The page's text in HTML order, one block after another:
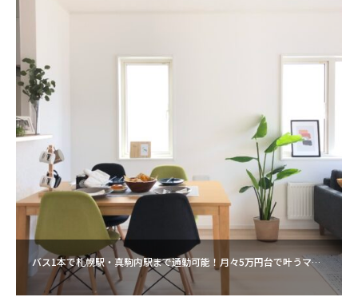
バス1本で札幌駅・真駒内駅まで通勤可能！月々5万円台で叶うマ…